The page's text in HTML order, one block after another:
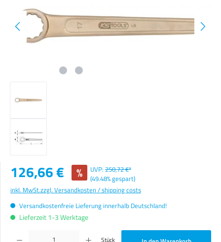
Verkaufspreis:
126,66 € % UVP: 250,72 €*
(49.48% gespart)
inkl. MwSt.zzgl. Versandkosten / shipping costs
Versandkostenfreie Lieferung innerhalb Deutschland!
Lieferzeit 1-3 Werktage
Produkt Anzahl: Gib den gewünschten Wert ein oder benutze die Schaltflächen um die Anzahl zu
Stück